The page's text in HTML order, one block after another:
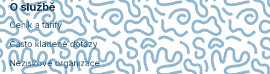
O službě
Ceník a tarify
Často kladené dotazy
Neziskové organizace